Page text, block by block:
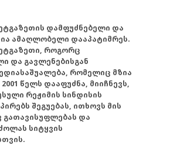
დამფუძნებელი და
ამაღლობელი დააპატიმრეს.
როგორც
და გავლენებისგან
რომელიც მზია
წელს დააფუძნა, მიიჩნევს,
რეჟიმის სინდისის
შეგუებას, ითხოვს მის
გათავისუფლებას და
სიტყვის